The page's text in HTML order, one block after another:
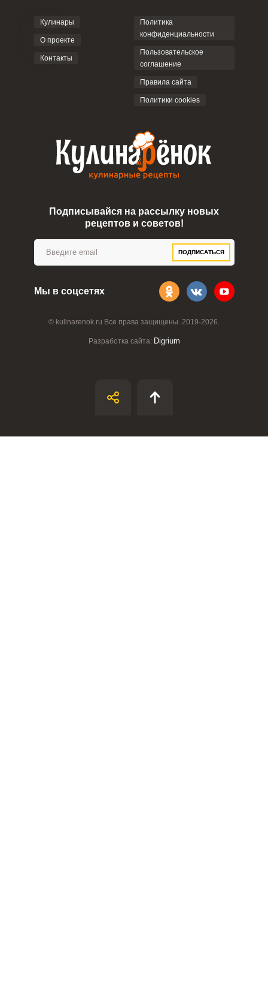
© kulinarenok.ru Все права защищены. 2019-2026.
Разработка сайта: Digrium
Кулинары
О проекте
Контакты
Политика
конфиденциальности
Пользовательское
соглашение
Правила сайта
Политики cookies
Подписывайся на рассылку новых
рецептов и советов!
ПОДПИСАТЬСЯ
Мы в соцсетях
Войдите
с помощью социальных сетей:
или
Запомнить меня
ЕЩЕ НЕ ЗАРЕГИСТРИРОВАННЫ?